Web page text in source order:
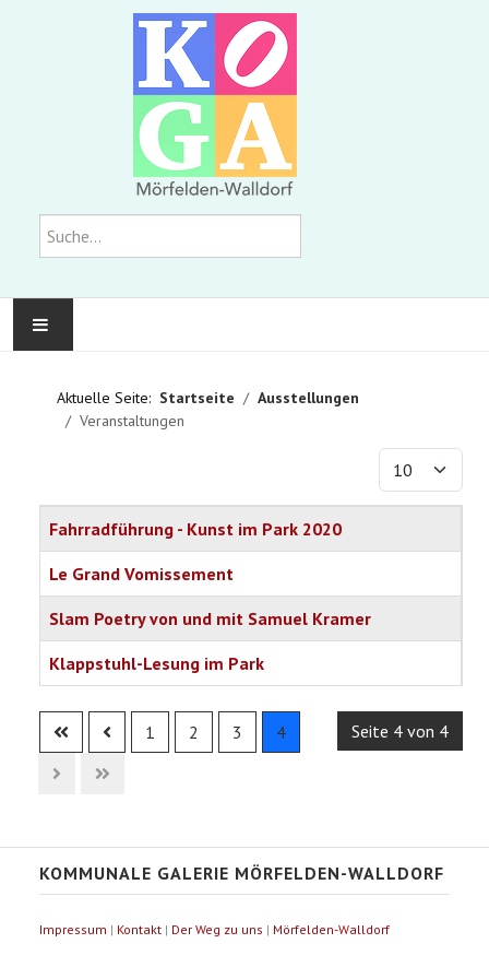
Suchen
AUSSTELLUNGEN
Aktuelle Seite: Startseite
Ausstellungen
Veranstaltungen
Anzeige #
Titel
Fahrradführung - Kunst im Park 2020
Le Grand Vomissement
Slam Poetry von und mit Samuel Kramer
Klappstuhl-Lesung im Park
Seite 4 von 4
1 2 3 4
KOMMUNALE GALERIE MÖRFELDEN-WALLDORF
Impressum | Kontakt | Der Weg zu uns | Mörfelden-Walldorf